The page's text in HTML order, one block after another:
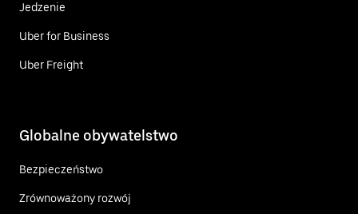
Jedzenie
Uber for Business
Uber Freight
Globalne obywatelstwo
Bezpieczeństwo
Zrównoważony rozwój